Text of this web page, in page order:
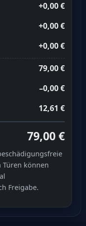
+0,00 €
+0,00 €
+0,00 €
79,00 €
–0,00 €
12,61 €
79,00 €
Türen können
Freigabe.